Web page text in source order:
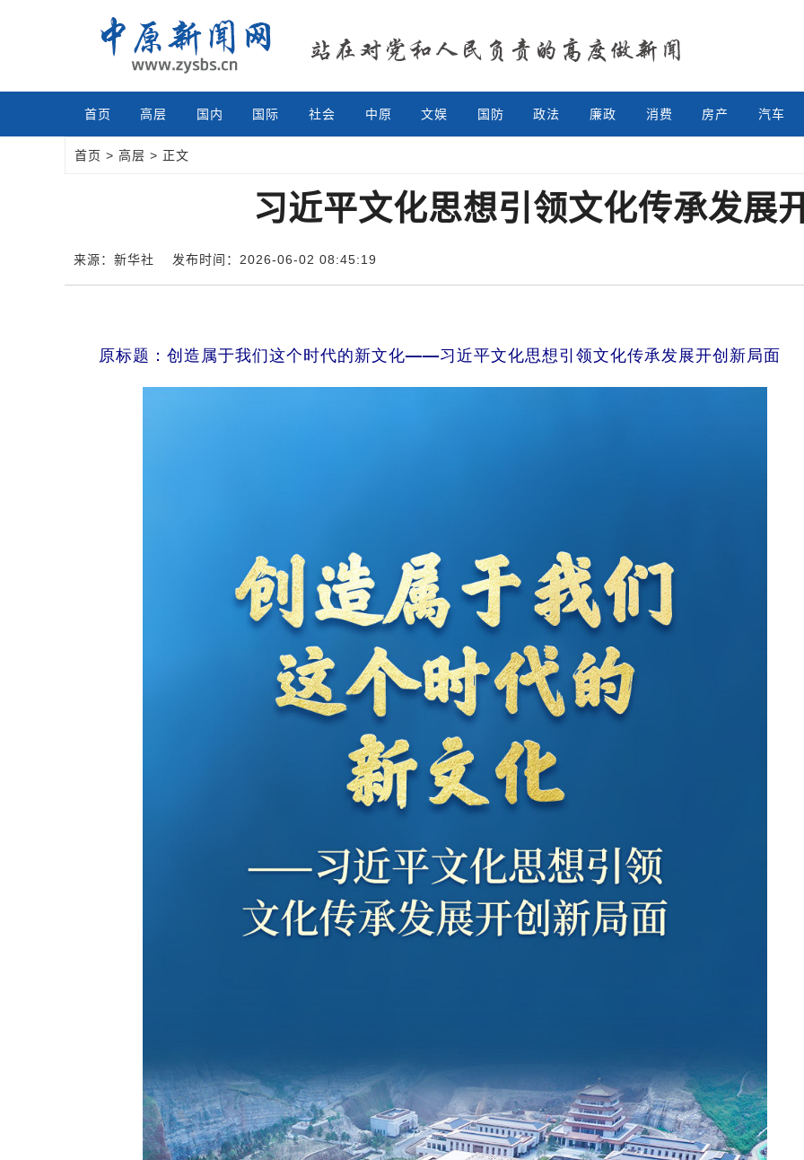
首页 高层 国内 国际 社会 中原 文娱 国防 政法 廉政 消费 房产 汽车
首页 > 高层 > 正文
习近平文化思想引领文化传承发展
来源：新华社 发布时间：2026-06-02 08:45:19
原标题：创造属于我们这个时代的新文化——习近平文化思想引领文化传承发展开创新局面